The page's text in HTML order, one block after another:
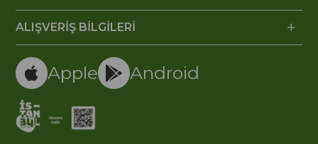
ALIŞVERİŞ BİLGİLERİ
Apple Android